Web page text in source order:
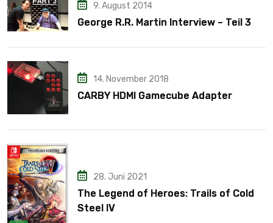
9. August 2014
George R.R. Martin Interview – Teil 3
14. November 2018
CARBY HDMI Gamecube Adapter
28. Juni 2021
The Legend of Heroes: Trails of Cold
Steel IV